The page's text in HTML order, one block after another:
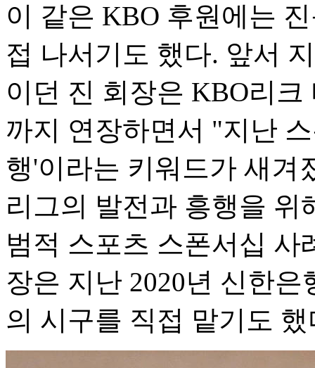
이 같은 KBO 후원에는
접 나서기도 했다. 앞서
이던 진 회장은 KBO리
까지 연장하면서 "지난
행'이라는 키워드가 새겨
리그의 발전과 흥행을 위
범적 스포츠 스폰서십
장은 지난 2020년 신한
의 시구를 직접 맡기도 했